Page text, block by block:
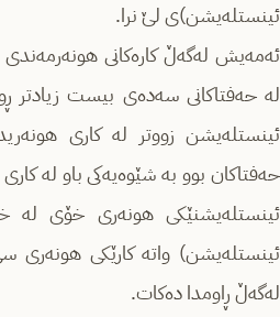
ئینستلەیشن)ی لێ نرا.
ئەمەیش لەگەڵ کارەکانی
لە حەفتاکانی سەدەی بیست زیادتر
ئینستلەیشن زووتر لە کاری
حەفتاکان بوو بە شێوەیەکی باو لە
ئینستلەیشنێکی هونەری خۆی لە
ئینستلەیشن) واتە کارێکی هونەری
لەگەڵ ڕاومدا دەکات.